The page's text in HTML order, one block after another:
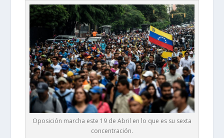
Oposición marcha este 19 de Abril en lo que es su sexta
concentración.